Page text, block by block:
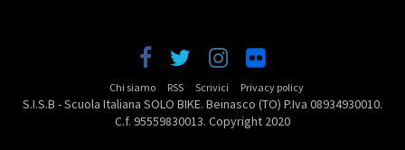
Chi siamo RSS Scrivici Privacy policy
S.I.S.B - Scuola Italiana SOLO BIKE. Beinasco (TO) P.Iva 08934930010.
C.f. 95559830013. Copyright 2020